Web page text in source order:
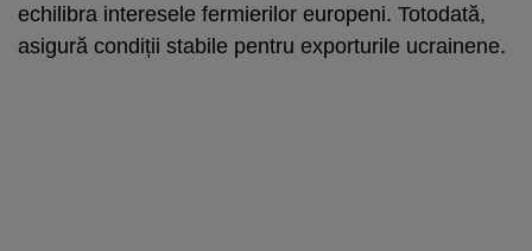
echilibra interesele fermierilor europeni. Totodată,
asigură condiții stabile pentru exporturile ucrainene.